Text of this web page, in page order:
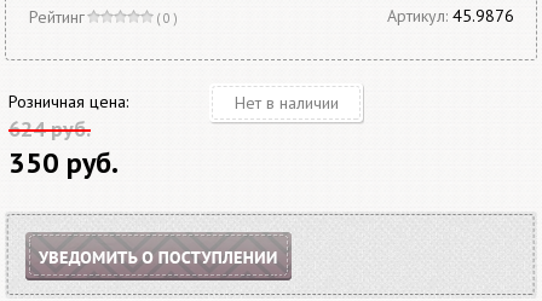
Рейтинг ( 0 ) Артикул: 45.9876
Розничная цена:
624 руб.
350 руб.
Нет в наличии